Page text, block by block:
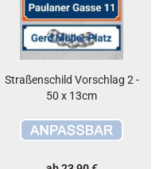
Straßenschild Vorschlag 2 -
50 x 13cm